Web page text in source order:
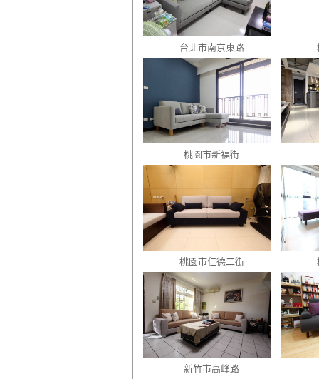
台北市南京東路
桃園市新福街
桃園市仁德二街
新竹市高峰路